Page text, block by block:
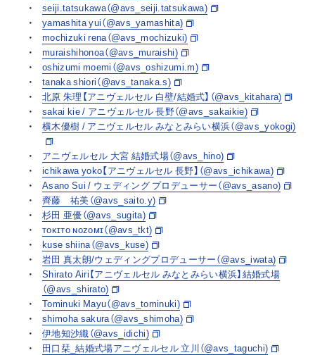
seiji.tatsukawa（@avs_seiji.tatsukawa)
yamashita yui（@avs_yamashita)
mochizuki rena（@avs_mochizuki)
muraishihonoa（@avs_muraishi)
oshizumi moemi（@avs_oshizumi.m)
tanaka shiori（@avs_tanaka.s)
北原 朱理【アニヴェルセル 白壁/結婚式】（@avs_kitahara)
sakai kie / アニヴェルセル 長野（@avs_sakaikie)
横木優樹 / アニヴェルセル みなとみらい横浜（@avs_yokogi)
アニヴェルセル 大宮 結婚式場（@avs_hino)
ichikawa yoko【アニヴェルセル 長野】（@avs_ichikawa)
Asano Sui / ウェディング プロデューサー（@avs_asano)
齊藤 祐美（@avs_saito.y)
杉田 亜優（@avs_sugita)
ᴛᴏᴋɪᴛᴏ ɴᴏᴢᴏᴍɪ（@avs_tkt)
kuse shiina（@avs_kuse)
岩田 真太朗/ウェディングプロデューサー（@avs_iwata)
Shirato Airi【アニヴェルセル みなとみらい横浜】結婚式場
（@avs_shirato)
Tominuki Mayu（@avs_tominuki)
shimoha sakura（@avs_shimoha)
伊地知沙織（@avs_idichi)
田口栞_結婚式場アニヴェルセル 立川（@avs_taguchi)